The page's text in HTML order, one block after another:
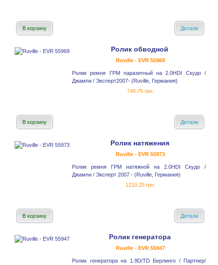
В корзину Детали
Ролик обводной
Ruville - EVR 55969
Ролик ремня ГРМ паразитный на 2.0HDI Скудо /
Джампи / Эксперт2007- (Ruville, Германия)
746.75 грн.
В корзину Детали
Ролик натяжения
Ruville - EVR 55973
Ролик ремня ГРМ натяжной на 2.0HDI Скудо /
Джампи / Эксперт 2007 - (Ruville, Германия)
1210.25 грн.
В корзину Детали
Ролик генератора
Ruville - EVR 55947
Ролик генератора на 1.9D/TD Берлинго / Партнер/